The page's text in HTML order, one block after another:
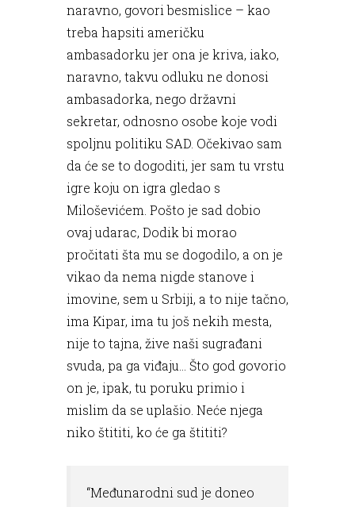
naravno, govori besmislice – kao
treba hapsiti američku
ambasadorku jer ona je kriva, iako,
naravno, takvu odluku ne donosi
ambasadorka, nego državni
sekretar, odnosno osobe koje vodi
spoljnu politiku SAD. Očekivao sam
da će se to dogoditi, jer sam tu vrstu
igre koju on igra gledao s
Miloševićem. Pošto je sad dobio
ovaj udarac, Dodik bi morao
pročitati šta mu se dogodilo, a on je
vikao da nema nigde stanove i
imovine, sem u Srbiji, a to nije tačno,
ima Kipar, ima tu još nekih mesta,
nije to tajna, žive naši sugrađani
svuda, pa ga viđaju... Što god govorio
on je, ipak, tu poruku primio i
mislim da se uplašio. Neće njega
niko štititi, ko će ga štititi?
“Međunarodni sud je doneo